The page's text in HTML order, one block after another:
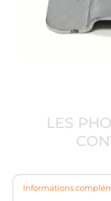
LES
Informations